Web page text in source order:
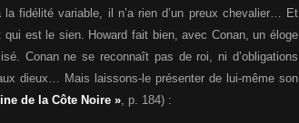
fidélité variable, il n’a rien d’un preux chevalier… Et
est le sien. Howard fait bien, avec Conan, un éloge
Conan ne se reconnaît pas de roi, ni d’obligations
dieux… Mais laissons-le présenter de lui-même son
de la Côte Noire », p. 184) :